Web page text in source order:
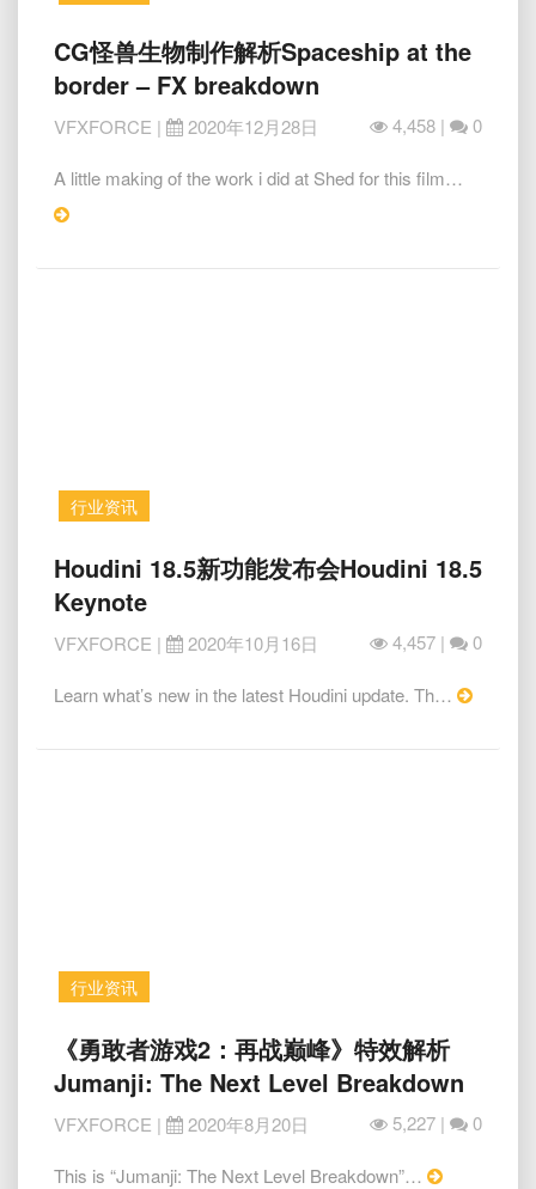
CG
怪
兽
生
制
作
解
CG怪兽生物制作解析Spaceship at the
border – FX breakdown
VFXFORCE | 2020年12月28日 4,458 | 0
A little making of the work i did at Shed for this film…
Read
行业资讯
Houdini
18.5
新
功
发
会
Houdini 18.5新功能发布会Houdini 18.5
Keynote
VFXFORCE | 2020年10月16日 4,457 | 0
Learn what’s new in the latest Houdini update. Th…
Read
行业资讯
《勇
敢
者
游
2：
《勇敢者游戏2：再战巅峰》特效解析
Jumanji: The Next Level Breakdown
VFXFORCE | 2020年8月20日 5,227 | 0
This is “Jumanji: The Next Level Breakdown”… Read